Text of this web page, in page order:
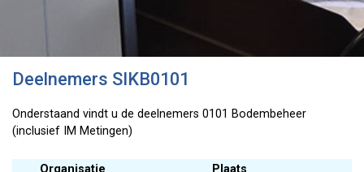
Deelnemers SIKB0101
Onderstaand vindt u de deelnemers 0101 Bodembeheer
(inclusief IM Metingen)
Organisatie
Plaats